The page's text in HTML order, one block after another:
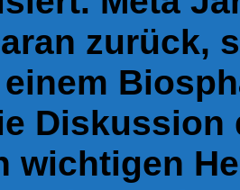
zurück,
Diskussion
wichtigen